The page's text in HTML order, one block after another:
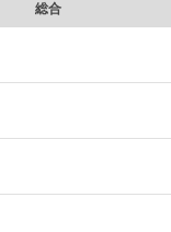
総合